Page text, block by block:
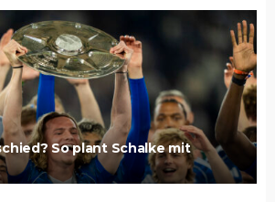
So plant Schalke mit